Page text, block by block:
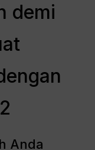
demi
Anda